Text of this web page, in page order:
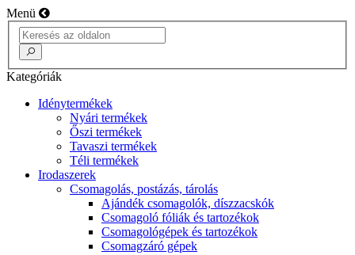
Menü
Kategóriák
Idénytermékek
Nyári termékek
Őszi termékek
Tavaszi termékek
Téli termékek
Irodaszerek
Csomagolás, postázás, tárolás
Ajándék csomagolók, díszzacskók
Csomagoló fóliák és tartozékok
Csomagológépek és tartozékok
Csomagzáró gépek